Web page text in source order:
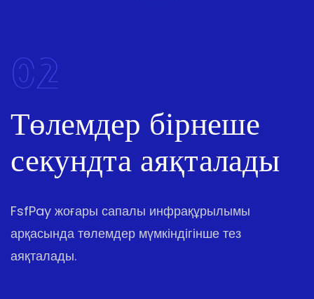
02
Төлемдер бірнеше
секундта аяқталады
FsfPay жоғары сапалы инфрақұрылымы
арқасында төлемдер мүмкіндігінше тез
аяқталады.